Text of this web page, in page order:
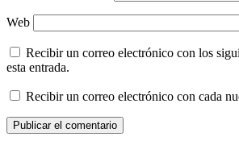
Web
Recibir un correo electrónico con los
esta entrada.
Recibir un correo electrónico con cada